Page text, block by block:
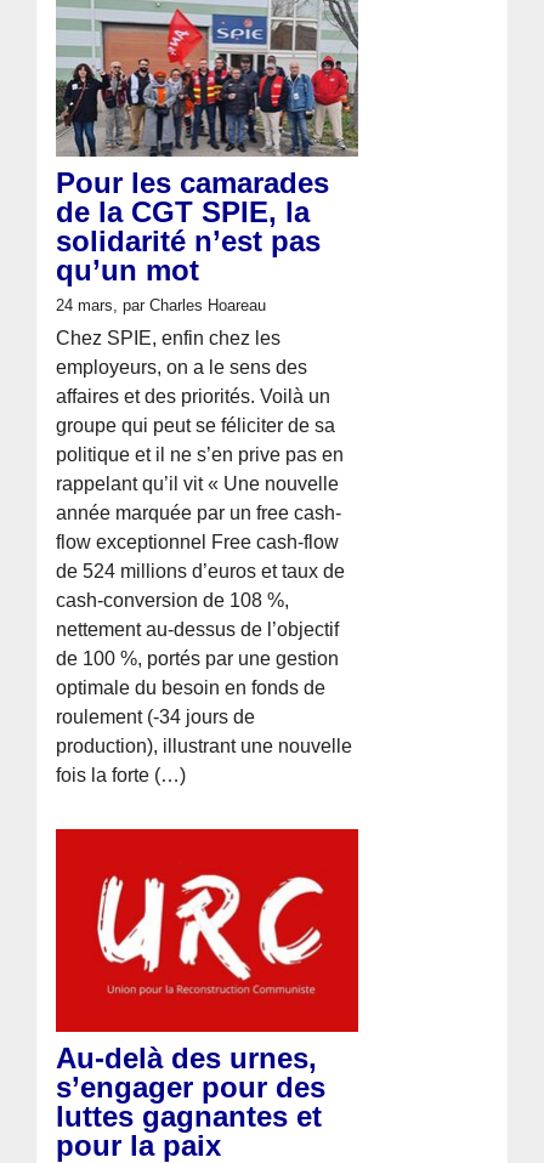
Pour les camarades
de la CGT SPIE, la
solidarité n’est pas
qu’un mot
24 mars, par Charles Hoareau
Chez SPIE, enfin chez les
employeurs, on a le sens des
affaires et des priorités. Voilà un
groupe qui peut se féliciter de sa
politique et il ne s’en prive pas en
rappelant qu’il vit « Une nouvelle
année marquée par un free cash-
flow exceptionnel Free cash-flow
de 524 millions d’euros et taux de
cash-conversion de 108 %,
nettement au-dessus de l’objectif
de 100 %, portés par une gestion
optimale du besoin en fonds de
roulement (-34 jours de
production), illustrant une nouvelle
fois la forte (…)
Au-delà des urnes,
s’engager pour des
luttes gagnantes et
pour la paix